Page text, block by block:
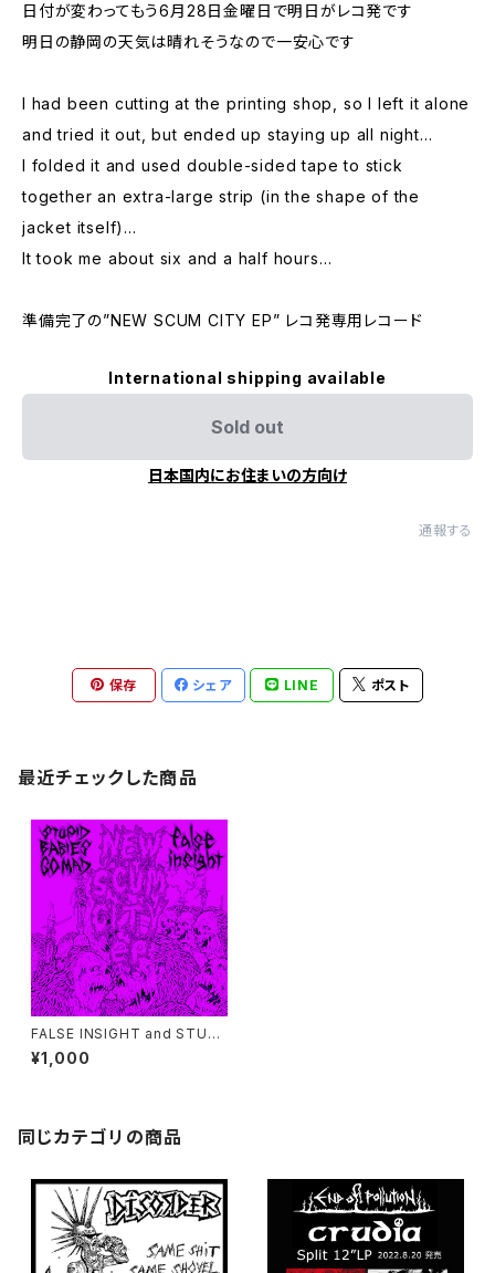
日付が変わってもう6月28日金曜日で明日がレコ発です
明日の静岡の天気は晴れそうなので一安心です
I had been cutting at the printing shop, so I left it alone
and tried it out, but ended up staying up all night…
I folded it and used double-sided tape to stick
together an extra-large strip (in the shape of the
jacket itself)…
It took me about six and a half hours…
準備完了の”NEW SCUM CITY EP” レコ発専用レコード
International shipping available
Sold out
日本国内にお住まいの方向け
通報する
保存 シェア LINE ポスト
最近チェックした商品
FALSE INSIGHT and STUPI
D BABIES GO MAD NEW SC
UM CITY (Limited Sales fo
¥1,000
同じカテゴリの商品